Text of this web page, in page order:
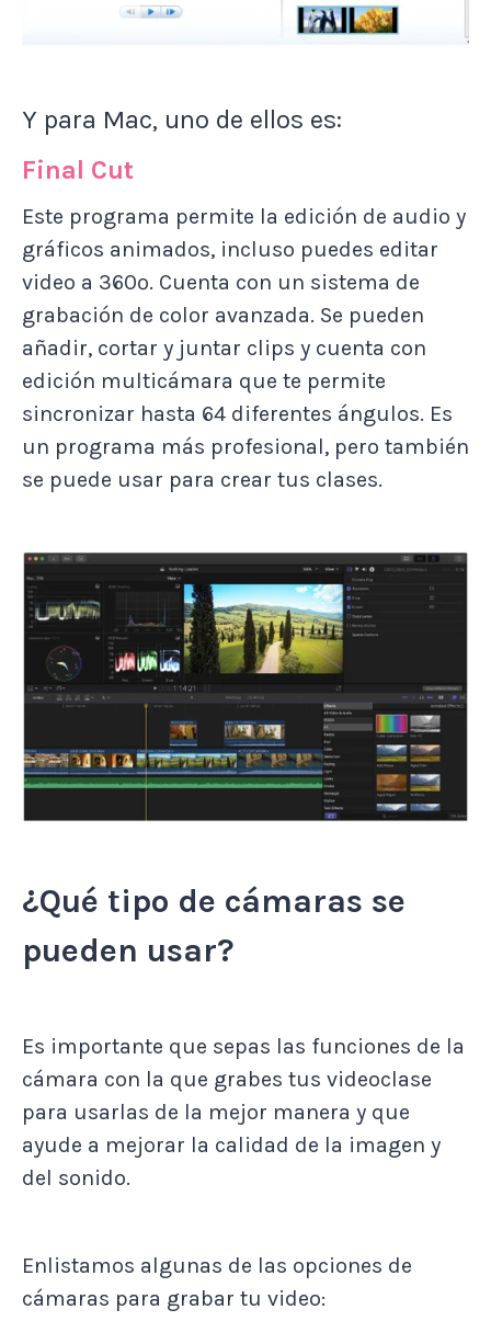
Y para Mac, uno de ellos es:
Final Cut
Este programa permite la edición de audio y
gráficos animados, incluso puedes editar
video a 360º. Cuenta con un sistema de
grabación de color avanzada. Se pueden
añadir, cortar y juntar clips y cuenta con
edición multicámara que te permite
sincronizar hasta 64 diferentes ángulos. Es
un programa más profesional, pero también
se puede usar para crear tus clases.
¿Qué tipo de cámaras se
pueden usar?
Es importante que sepas las funciones de la
cámara con la que grabes tus videoclase
para usarlas de la mejor manera y que
ayude a mejorar la calidad de la imagen y
del sonido.
Enlistamos algunas de las opciones de
cámaras para grabar tu video: